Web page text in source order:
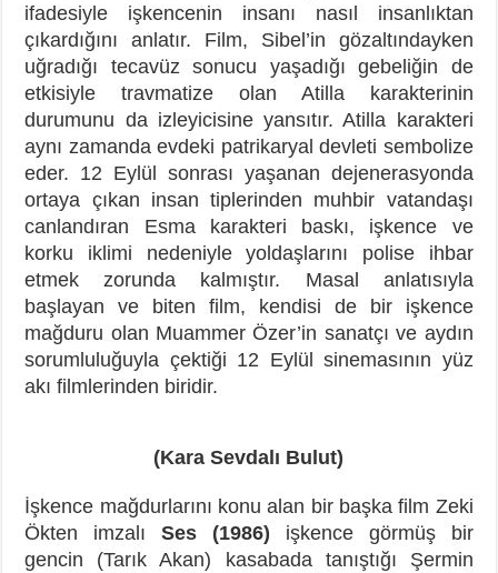
ifadesiyle işkencenin insanı nasıl insanlıktan
çıkardığını anlatır. Film, Sibel’in gözaltındayken
uğradığı tecavüz sonucu yaşadığı gebeliğin de
etkisiyle travmatize olan Atilla karakterinin
durumunu da izleyicisine yansıtır. Atilla karakteri
aynı zamanda evdeki patrikaryal devleti sembolize
eder. 12 Eylül sonrası yaşanan dejenerasyonda
ortaya çıkan insan tiplerinden muhbir vatandaşı
canlandıran Esma karakteri baskı, işkence ve
korku iklimi nedeniyle yoldaşlarını polise ihbar
etmek zorunda kalmıştır. Masal anlatısıyla
başlayan ve biten film, kendisi de bir işkence
mağduru olan Muammer Özer’in sanatçı ve aydın
sorumluluğuyla çektiği 12 Eylül sinemasının yüz
akı filmlerinden biridir.
(Kara Sevdalı Bulut)
İşkence mağdurlarını konu alan bir başka film Zeki
Ökten imzalıSes (1986) işkence görmüş bir
gencin (Tarık Akan) kasabada tanıştığı Şermin